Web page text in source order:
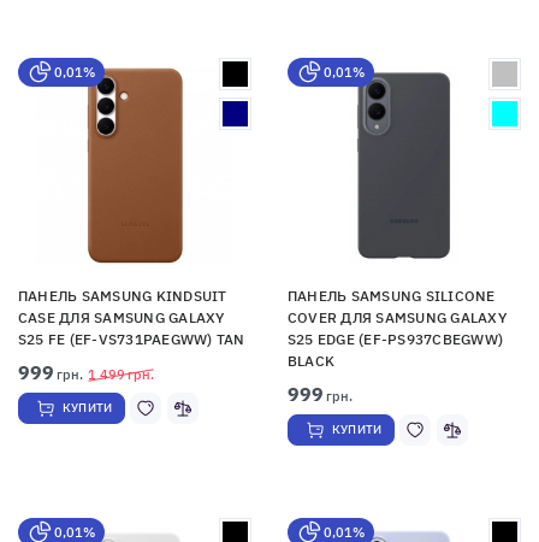
0,01%
ПАНЕЛЬ SAMSUNG KINDSUIT
CASE ДЛЯ SAMSUNG GALAXY
S25 FE (EF-VS731PAEGWW) TAN
1 499грн.
999 грн.
КУПИТИ
0,01%
ПАНЕЛЬ SAMSUNG SILICONE
COVER ДЛЯ SAMSUNG GALAXY
S25 EDGE (EF-PS937CBEGWW)
BLACK
999 грн.
КУПИТИ
0,01% 0,01%